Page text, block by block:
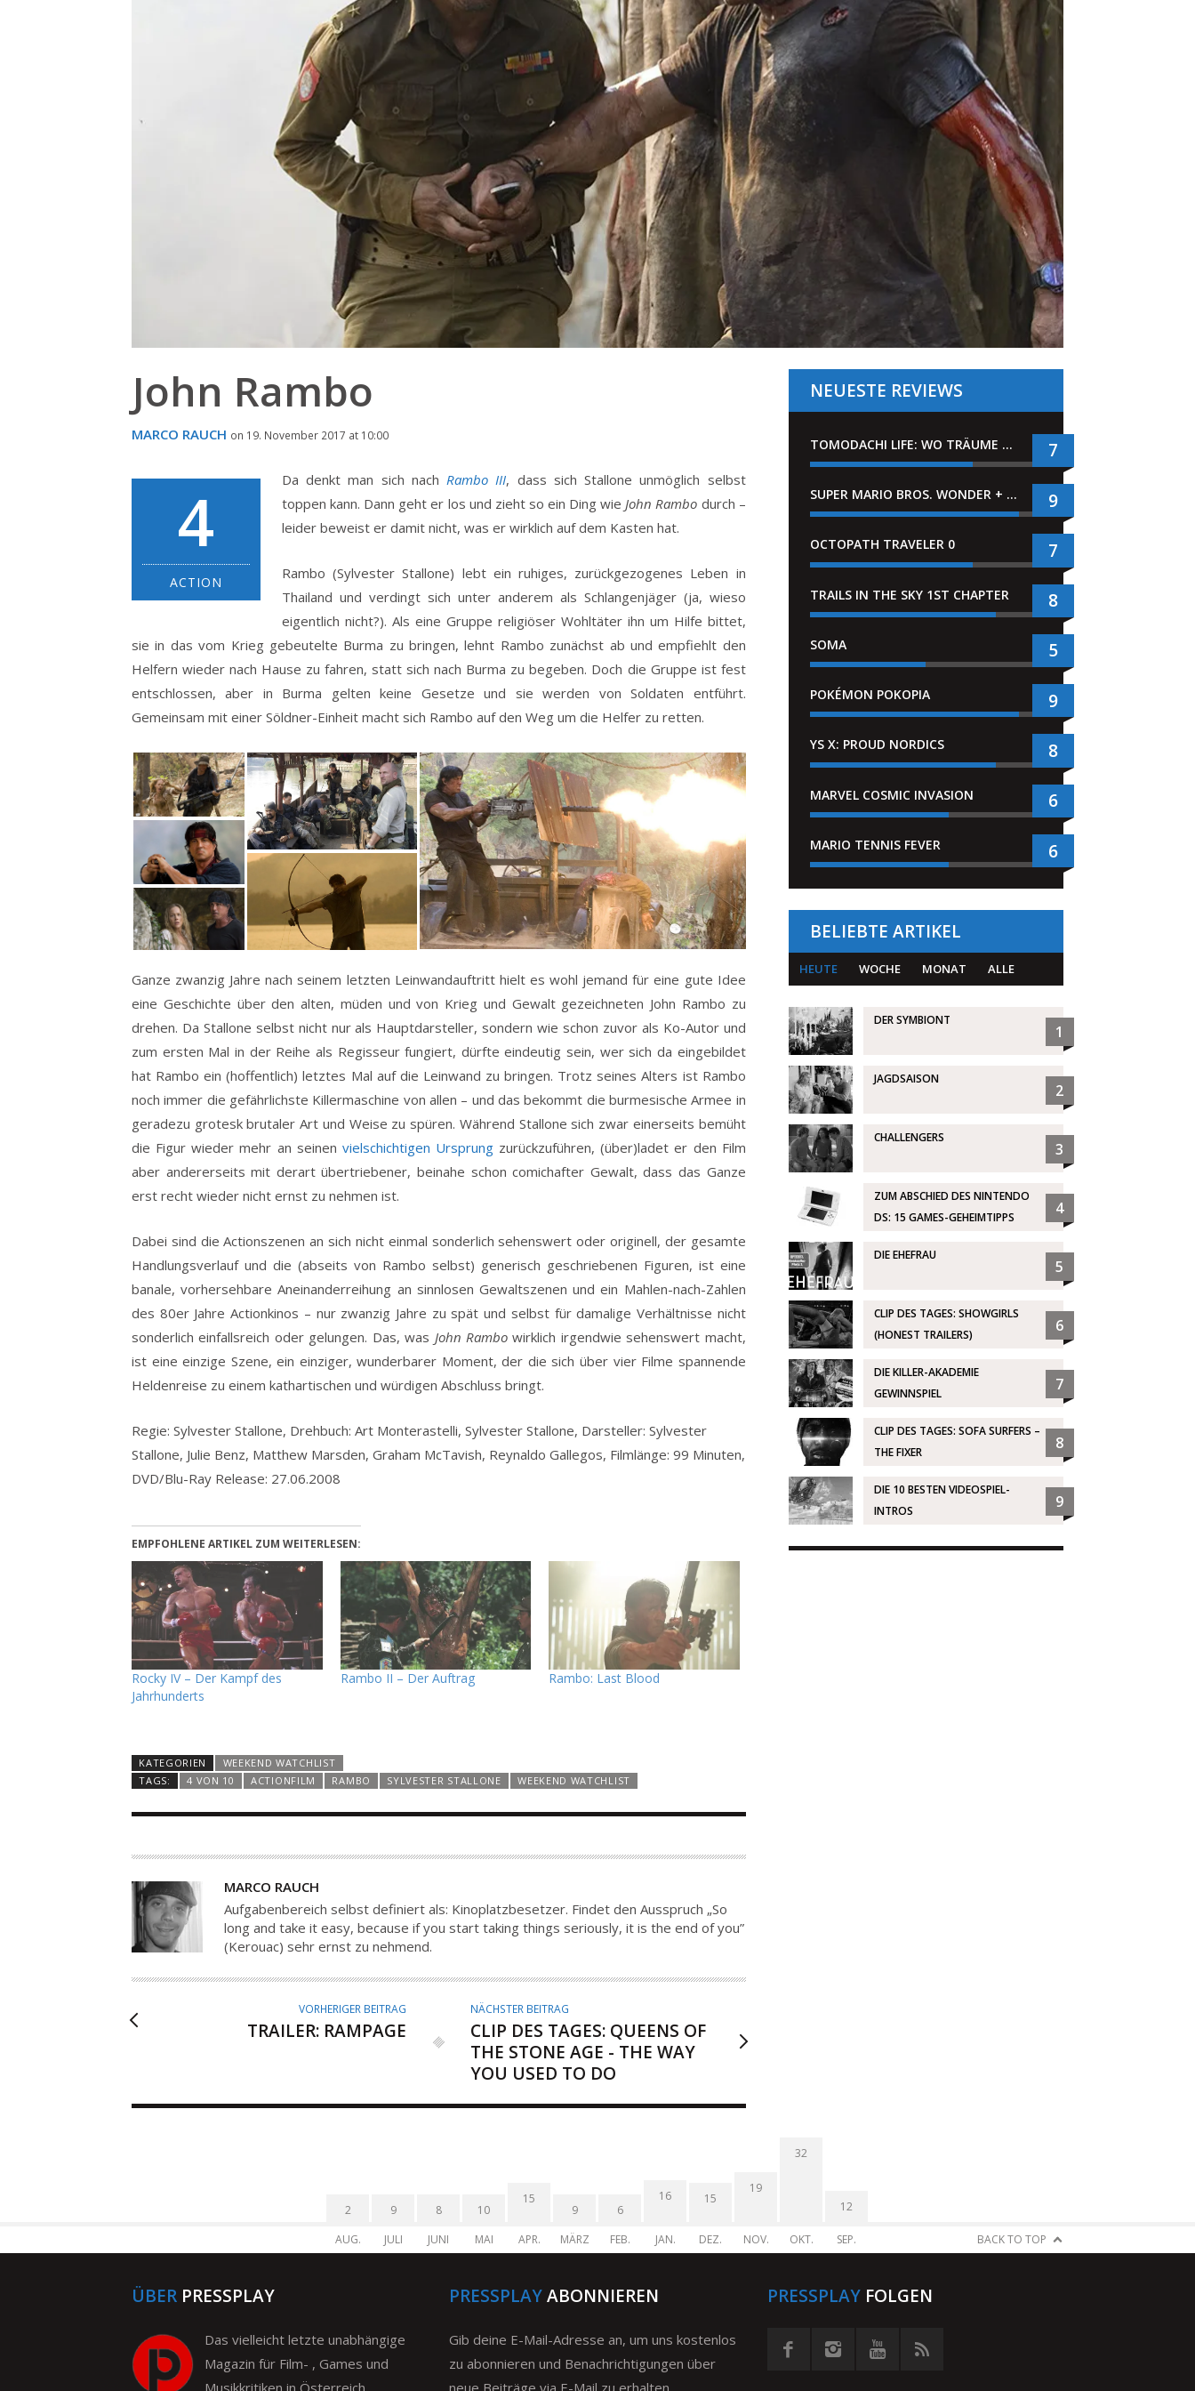
John Rambo
MARCO RAUCH on 19. November 2017 at 10:00
4
ACTION
Da denkt man sich nach Rambo III, dass sich Stallone unmöglich selbst
toppen kann. Dann geht er los und zieht so ein Ding wie John Rambo durch –
leider beweist er damit nicht, was er wirklich auf dem Kasten hat.
Rambo (Sylvester Stallone) lebt ein ruhiges, zurückgezogenes Leben in
Thailand und verdingt sich unter anderem als Schlangenjäger (ja, wieso
eigentlich nicht?). Als eine Gruppe religiöser Wohltäter ihn um Hilfe bittet,
sie in das vom Krieg gebeutelte Burma zu bringen, lehnt Rambo zunächst ab und empfiehlt den
Helfern wieder nach Hause zu fahren, statt sich nach Burma zu begeben. Doch die Gruppe ist fest
entschlossen, aber in Burma gelten keine Gesetze und sie werden von Soldaten entführt.
Gemeinsam mit einer Söldner-Einheit macht sich Rambo auf den Weg um die Helfer zu retten.
Ganze zwanzig Jahre nach seinem letzten Leinwandauftritt hielt es wohl jemand für eine gute Idee
eine Geschichte über den alten, müden und von Krieg und Gewalt gezeichneten John Rambo zu
drehen. Da Stallone selbst nicht nur als Hauptdarsteller, sondern wie schon zuvor als Ko-Autor und
zum ersten Mal in der Reihe als Regisseur fungiert, dürfte eindeutig sein, wer sich da eingebildet
hat Rambo ein (hoffentlich) letztes Mal auf die Leinwand zu bringen. Trotz seines Alters ist Rambo
noch immer die gefährlichste Killermaschine von allen – und das bekommt die burmesische Armee in
geradezu grotesk brutaler Art und Weise zu spüren. Während Stallone sich zwar einerseits bemüht
die Figur wieder mehr an seinen vielschichtigen Ursprungzurückzuführen, (über)ladet er den Film
aber andererseits mit derart übertriebener, beinahe schon comichafter Gewalt, dass das Ganze
erst recht wieder nicht ernst zu nehmen ist.
Dabei sind die Actionszenen an sich nicht einmal sonderlich sehenswert oder originell, der gesamte
Handlungsverlauf und die (abseits von Rambo selbst) generisch geschriebenen Figuren, ist eine
banale, vorhersehbare Aneinanderreihung an sinnlosen Gewaltszenen und ein Mahlen-nach-Zahlen
des 80er Jahre Actionkinos – nur zwanzig Jahre zu spät und selbst für damalige Verhältnisse nicht
sonderlich einfallsreich oder gelungen. Das, was John Rambowirklich irgendwie sehenswert macht,
ist eine einzige Szene, ein einziger, wunderbarer Moment, der die sich über vier Filme spannende
Heldenreise zu einem kathartischen und würdigen Abschluss bringt.
Regie: Sylvester Stallone, Drehbuch: Art Monterastelli, Sylvester Stallone, Darsteller: Sylvester
Stallone, Julie Benz, Matthew Marsden, Graham McTavish, Reynaldo Gallegos, Filmlänge: 99 Minuten,
DVD/Blu-Ray Release: 27.06.2008
EMPFOHLENE ARTIKEL ZUM WEITERLESEN:
Rocky IV – Der Kampf des
Jahrhunderts
Rambo II – Der Auftrag Rambo: Last Blood
KATEGORIEN
WEEKEND WATCHLIST
TAGS:
4 VON 10 ACTIONFILM RAMBO SYLVESTER STALLONE WEEKEND WATCHLIST
A
U
T
O
R
MARCO RAUCH
Aufgabenbereich selbst definiert als: Kinoplatzbesetzer. Findet den Ausspruch „So
long and take it easy, because if you start taking things seriously, it is the end of you”
(Kerouac) sehr ernst zu nehmend.
VORHERIGER BEITRAG
TRAILER: RAMPAGE
NÄCHSTER BEITRAG
CLIP DES TAGES: QUEENS OF
THE STONE AGE - THE WAY
YOU USED TO DO
NEUESTE REVIEWS
TOMODACHI LIFE: WO TRÄUME WAHR WERDEN 7
SUPER MARIO BROS. WONDER + GEMEINSAM IM BELLABEL-PARK 9
OCTOPATH TRAVELER 0 7
TRAILS IN THE SKY 1ST CHAPTER 8
SOMA 5
POKÉMON POKOPIA 9
YS X: PROUD NORDICS 8
MARVEL COSMIC INVASION 6
MARIO TENNIS FEVER 6
BELIEBTE ARTIKEL
HEUTE WOCHE MONAT ALLE
DER SYMBIONT
1
JAGDSAISON
2
CHALLENGERS
3
ZUM ABSCHIED DES NINTENDO
DS: 15 GAMES-GEHEIMTIPPS
4
DIE EHEFRAU
5
CLIP DES TAGES: SHOWGIRLS
(HONEST TRAILERS)
6
DIE KILLER-AKADEMIE
GEWINNSPIEL
7
CLIP DES TAGES: SOFA SURFERS –
THE FIXER
8
DIE 10 BESTEN VIDEOSPIEL-
INTROS
9
2
AUG.
9
JULI
8
JUNI
10
MAI
15
APR.
9
MÄRZ
6
FEB.
16
JAN.
15
DEZ.
19
NOV.
32
OKT.
12
SEP. BACK TO TOP
ÜBER PRESSPLAY
Das vielleicht letzte unabhängige
Magazin für Film- , Games und
PRESSPLAYABONNIEREN
Gib deine E-Mail-Adresse an, um uns kostenlos
zu abonnieren und Benachrichtigungen über
PRESSPLAYFOLGEN